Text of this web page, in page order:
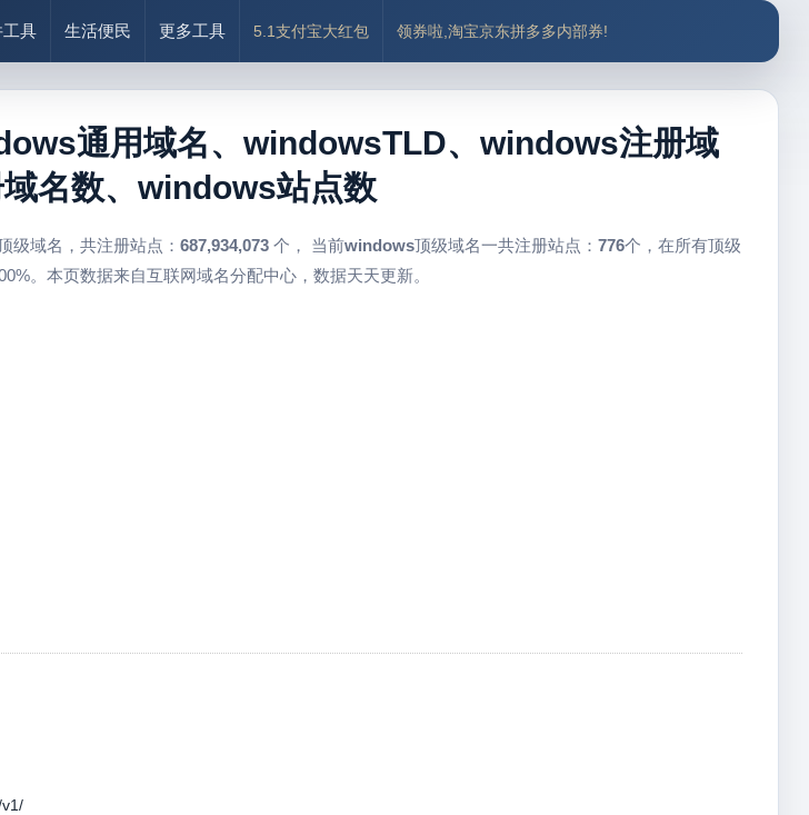
工具 生活便民 更多工具 5.1支付宝大红包 领券啦,淘宝京东拼多多内部券!
通用域名、windowsTLD、windows注册域
名数、windows站点数
级域名，共注册站点： 687,934,073 个， 当前windows顶级域名一共注册站点： 776个，在所有顶级
。本页数据来自互联网域名分配中心，数据天天更新。